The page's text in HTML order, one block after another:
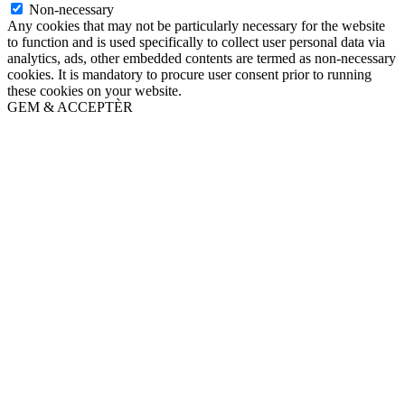
Non-necessary
Any cookies that may not be particularly necessary for the website
to function and is used specifically to collect user personal data via
analytics, ads, other embedded contents are termed as non-necessary
cookies. It is mandatory to procure user consent prior to running
these cookies on your website.
GEM & ACCEPTÈR